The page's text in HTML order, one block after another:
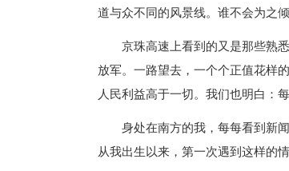
道与众不同的风景线。谁不会为之
京珠高速上看到的又是那些熟
放军。一路望去，一个个正值花样
人民利益高于一切。我们也明白：
身处在南方的我，每每看到新
从我出生以来，第一次遇到这样的